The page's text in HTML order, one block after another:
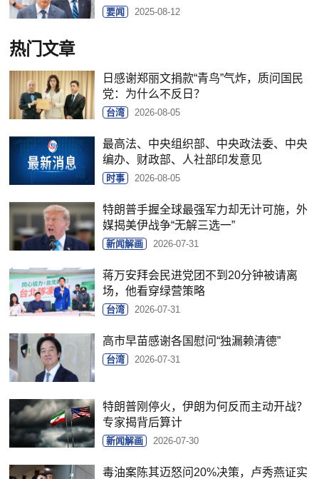
要闻 2025-08-12
热门文章
日感谢郑丽文捐款“青鸟”气炸，质问国民
党：为什么不反日？
台湾 2026-08-05
最高法、中央组织部、中央政法委、中央
编办、财政部、人社部印发意见
时事 2026-08-05
特朗普手握全球最强军力却无计可施，外
媒揭美伊战争“无解三选一”
新闻解画 2026-07-31
蒋万安拜会民进党团不到20分钟被请离
场，他看穿绿营策略
台湾 2026-07-31
高市早苗感谢各国慰问“独漏赖清德”
台湾 2026-07-31
特朗普刚停火，伊朗为何反而主动开战？
专家揭背后算计
新闻解画 2026-07-30
毒油案陈其迈怒问20%决策，卢秀燕证实